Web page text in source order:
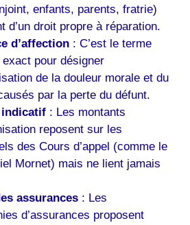
enfants, parents, fratrie)
d’un droit propre à réparation.
d’affection: C’est le terme
exact pour désigner
de la douleur morale et du
par la perte du défunt.
indicatif: Les montants
reposent sur les
des Cours d’appel (comme le
Mornet) mais ne lient jamais
assurances: Les
d’assurances proposent